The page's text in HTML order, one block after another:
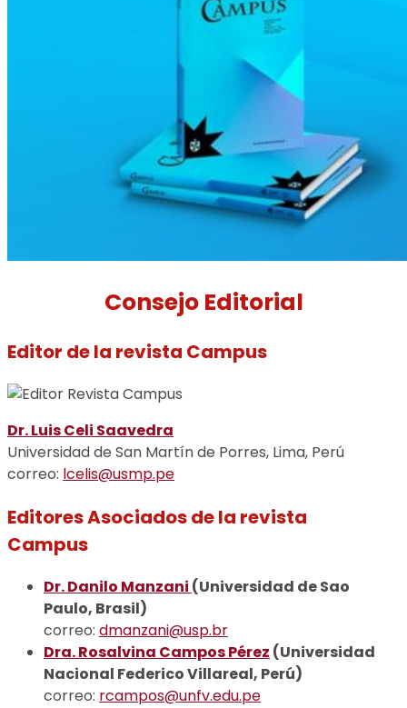
Consejo Editorial
Editor de la revista Campus
Dr. Luis Celi Saavedra
Universidad de San Martín de Porres, Lima, Perú
correo: lcelis@usmp.pe
Editores Asociados de la revista
Campus
Dr. Danilo Manzani (Universidad de Sao
Paulo, Brasil)
correo: dmanzani@usp.br
Dra. Rosalvina Campos Pérez (Universidad
Nacional Federico Villareal, Perú)
correo: rcampos@unfv.edu.pe